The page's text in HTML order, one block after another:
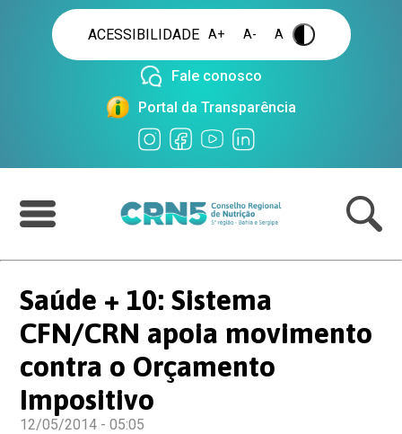
ACESSIBILIDADE A+ A- A .
Fale conosco
Portal da Transparência
Saúde + 10: Sistema
CFN/CRN apoia movimento
contra o Orçamento
Impositivo
12/05/2014 - 05:05